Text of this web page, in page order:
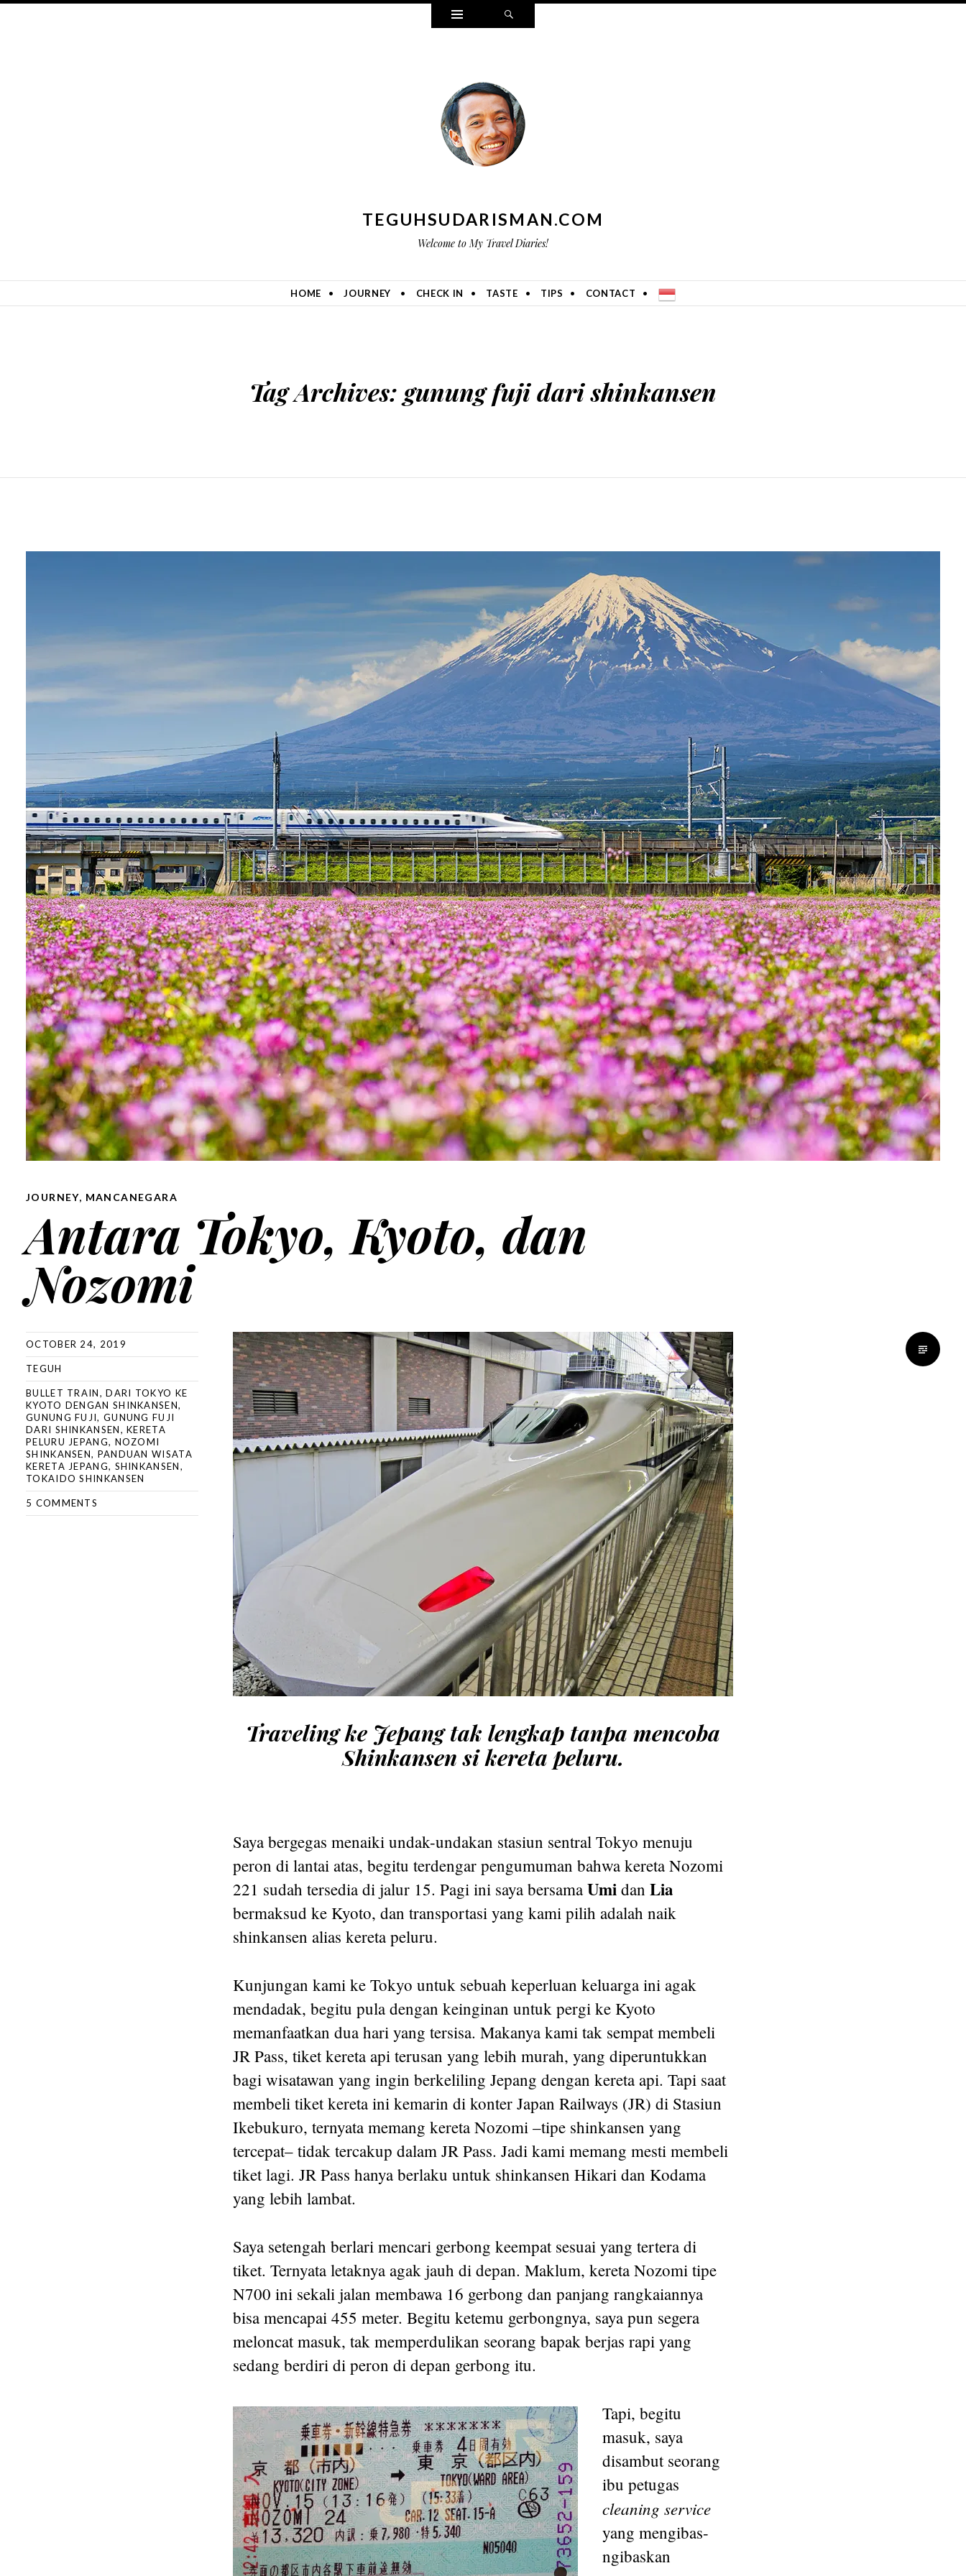
Widgets
TEGUHSUDARISMAN.COM
Welcome to My Travel Diaries!
HOME JOURNEY CHECK IN TASTE TIPS CONTACT
Tag Archives: gunung fuji dari shinkansen
JOURNEY, MANCANEGARA
Antara Tokyo, Kyoto, dan
Nozomi
OCTOBER 24, 2019
TEGUH
BULLET TRAIN,DARI TOKYO KE
KYOTO DENGAN SHINKANSEN,
GUNUNG FUJI, GUNUNG FUJI
DARI SHINKANSEN,KERETA
PELURU JEPANG, NOZOMI
SHINKANSEN, PANDUAN WISATA
KERETA JEPANG, SHINKANSEN,
TOKAIDO SHINKANSEN
5 COMMENTS
Traveling ke Jepang tak lengkap tanpa mencoba
Shinkansen si kereta peluru.
Saya bergegas menaiki undak-undakan stasiun sentral Tokyo menuju
peron di lantai atas, begitu terdengar pengumuman bahwa kereta Nozomi
221 sudah tersedia di jalur 15. Pagi ini saya bersamaUmi dan Lia
bermaksud ke Kyoto, dan transportasi yang kami pilih adalah naik
shinkansen alias kereta peluru.
Kunjungan kami ke Tokyo untuk sebuah keperluan keluarga ini agak
mendadak, begitu pula dengan keinginan untuk pergi ke Kyoto
memanfaatkan dua hari yang tersisa. Makanya kami tak sempat membeli
JR Pass, tiket kereta api terusan yang lebih murah, yang diperuntukkan
bagi wisatawan yang ingin berkeliling Jepang dengan kereta api. Tapi saat
membeli tiket kereta ini kemarin di konter Japan Railways (JR) di Stasiun
Ikebukuro, ternyata memang kereta Nozomi –tipe shinkansen yang
tercepat– tidak tercakup dalam JR Pass. Jadi kami memang mesti membeli
tiket lagi. JR Pass hanya berlaku untuk shinkansen Hikari dan Kodama
yang lebih lambat.
Saya setengah berlari mencari gerbong keempat sesuai yang tertera di
tiket. Ternyata letaknya agak jauh di depan. Maklum, kereta Nozomi tipe
N700 ini sekali jalan membawa 16 gerbong dan panjang rangkaiannya
bisa mencapai 455 meter. Begitu ketemu gerbongnya, saya pun segera
meloncat masuk, tak memperdulikan seorang bapak berjas rapi yang
sedang berdiri di peron di depan gerbong itu.
Tapi, begitu
masuk, saya
disambut seorang
ibu petugas
cleaning service
yang mengibas-
ngibaskan